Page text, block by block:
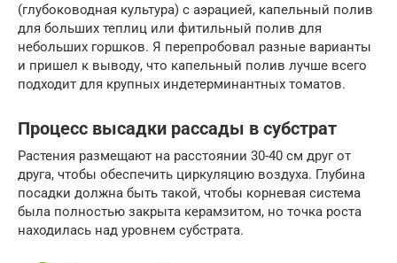
(глубоководная культура) с аэрацией, капельный полив
для больших теплиц или фитильный полив для
небольших горшков. Я перепробовал разные варианты
и пришел к выводу, что капельный полив лучше всего
подходит для крупных индетерминантных томатов.
Процесс высадки рассады в субстрат
Растения размещают на расстоянии 30-40 см друг от
друга, чтобы обеспечить циркуляцию воздуха. Глубина
посадки должна быть такой, чтобы корневая система
была полностью закрыта керамзитом, но точка роста
находилась над уровнем субстрата.